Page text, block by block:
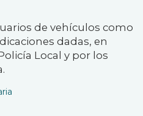
de vehículos como
dadas, en
Local y por los